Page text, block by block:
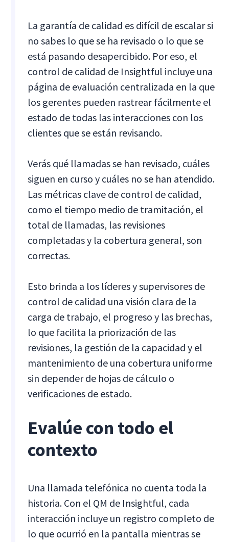
La garantía de calidad es difícil de escalar si
no sabes lo que se ha revisado o lo que se
está pasando desapercibido. Por eso, el
control de calidad de Insightful incluye una
página de evaluación centralizada en la que
los gerentes pueden rastrear fácilmente el
estado de todas las interacciones con los
clientes que se están revisando.
Verás qué llamadas se han revisado, cuáles
siguen en curso y cuáles no se han atendido.
Las métricas clave de control de calidad,
como el tiempo medio de tramitación, el
total de llamadas, las revisiones
completadas y la cobertura general, son
correctas.
Esto brinda a los líderes y supervisores de
control de calidad una visión clara de la
carga de trabajo, el progreso y las brechas,
lo que facilita la priorización de las
revisiones, la gestión de la capacidad y el
mantenimiento de una cobertura uniforme
sin depender de hojas de cálculo o
verificaciones de estado.
Evalúe con todo el
contexto
Una llamada telefónica no cuenta toda la
historia. Con el QM de Insightful, cada
interacción incluye un registro completo de
lo que ocurrió en la pantalla mientras se